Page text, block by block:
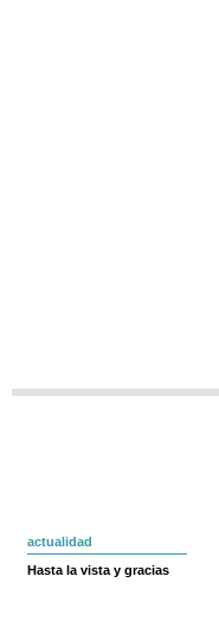
actualidad
Hasta la vista y gracias